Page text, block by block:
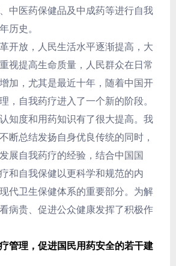
中医药保健品及中成药等进行自我
历史。
开放，人民生活水平逐渐提高，大
视提高生命质量，人民群众在日常
加，尤其是最近十年，随着中国开
，自我药疗进入了一个新的阶段。
知度和用药知识有了很大提高。我
断总结发扬自身优良传统的同时，
展自我药疗的经验，结合中国国
和自我保健以更科学和规范的内
代卫生保健体系的重要部分。为解
病贵、促进公众健康发挥了积极作
管理，促进国民用药安全的若干建